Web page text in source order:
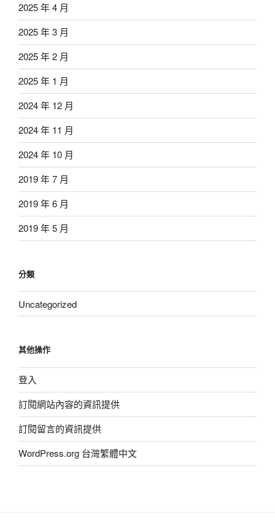
2025 年 4 月
2025 年 3 月
2025 年 2 月
2025 年 1 月
2024 年 12 月
2024 年 11 月
2024 年 10 月
2019 年 7 月
2019 年 6 月
2019 年 5 月
分類
Uncategorized
其他操作
登入
訂閱網站內容的資訊提供
訂閱留言的資訊提供
WordPress.org 台灣繁體中文